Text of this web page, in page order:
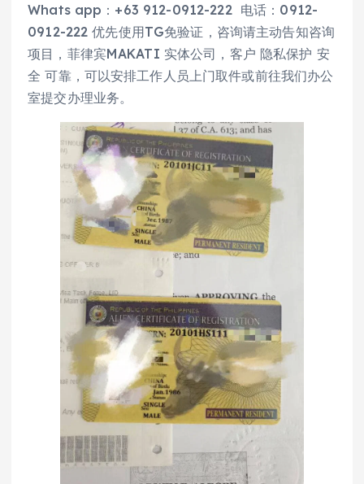
Whats app：+63 912-0912-222 电话：0912-
0912-222 优先使用TG免验证，咨询请主动告知咨询
项目，菲律宾MAKATI 实体公司，客户 隐私保护 安
全 可靠，可以安排工作人员上门取件或前往我们办公
室提交办理业务。